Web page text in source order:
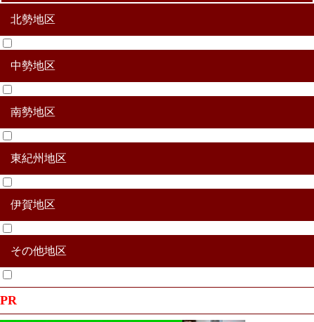
北勢地区
桑名市
四日市市
鈴鹿市
亀山市
いなべ市
桑名郡木曽岬町
員弁郡東員町
三重郡朝日町
三重郡川越町
三重郡菰野町
中勢地区
津市
松阪市
多気郡多気町
多気郡明和町
多気郡大台町
南勢地区
伊勢市
志摩市
鳥羽市
度会郡大紀町
度会郡玉城町
度会郡度会町
度会郡南伊勢町
東紀州地区
尾鷲市
熊野市
北牟婁郡紀北町
南牟婁郡御浜町
南牟婁郡紀宝町
伊賀地区
伊賀市
名張市
その他地区
その他合併地区
PR